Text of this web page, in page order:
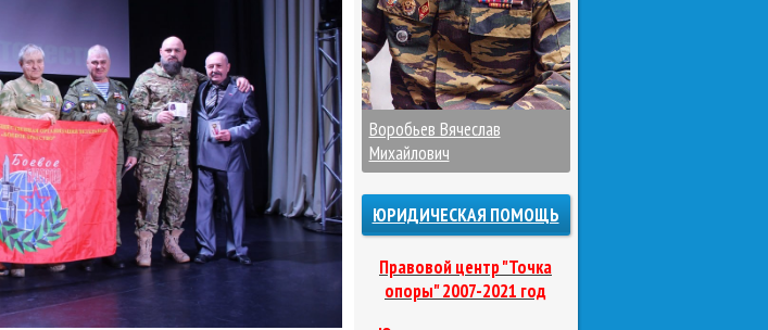
Воробьев Вячеслав
Михайлович
ЮРИДИЧЕСКАЯ ПОМОЩЬ
Правовой центр "Точка
опоры" 2007-2021 год